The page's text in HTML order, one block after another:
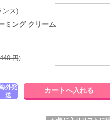
ンス)
ミング クリーム
円)
外発
送